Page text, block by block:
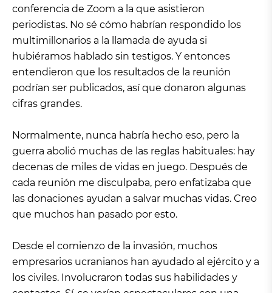
conferencia de Zoom a la que asistieron
periodistas. No sé cómo habrían respondido los
multimillonarios a la llamada de ayuda si
hubiéramos hablado sin testigos. Y entonces
entendieron que los resultados de la reunión
podrían ser publicados, así que donaron algunas
cifras grandes.
Normalmente, nunca habría hecho eso, pero la
guerra abolió muchas de las reglas habituales: hay
decenas de miles de vidas en juego. Después de
cada reunión me disculpaba, pero enfatizaba que
las donaciones ayudan a salvar muchas vidas. Creo
que muchos han pasado por esto.
Desde el comienzo de la invasión, muchos
empresarios ucranianos han ayudado al ejército y a
los civiles. Involucraron todas sus habilidades y